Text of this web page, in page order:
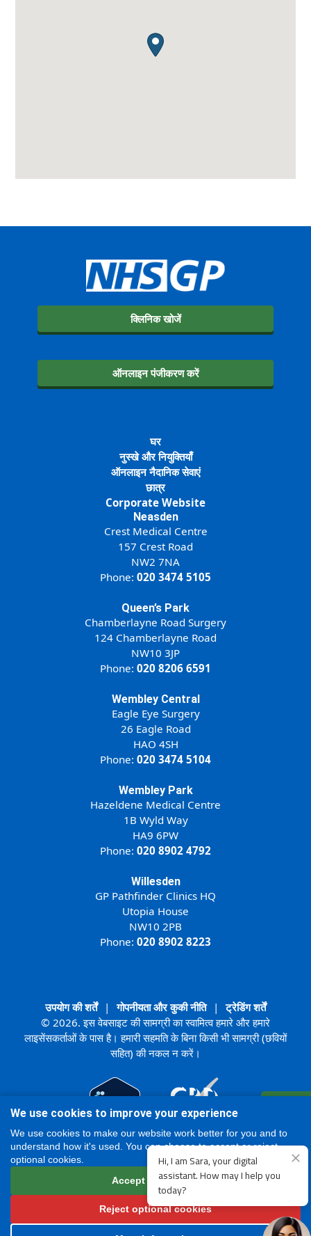
क्लिनिक खोजें
ऑनलाइन पंजीकरण करें
घर
नुस्खे और नियुक्तियाँ
ऑनलाइन नैदानिक सेवाएं
छात्र
Corporate Website
Neasden
Crest Medical Centre
157 Crest Road
NW2 7NA
Phone: 020 3474 5105
Queen’s Park
Chamberlayne Road Surgery
124 Chamberlayne Road
NW10 3JP
Phone: 020 8206 6591
Wembley Central
Eagle Eye Surgery
26 Eagle Road
HAO 4SH
Phone: 020 3474 5104
Wembley Park
Hazeldene Medical Centre
1B Wyld Way
HA9 6PW
Phone: 020 8902 4792
Willesden
GP Pathfinder Clinics HQ
Utopia House
NW10 2PB
Phone: 020 8902 8223
उपयोग की शर्तें | गोपनीयता और कुकी नीति |
ट्रेडिंग शर्तें
© 2026. इस वेबसाइट की सामग्री का स्वामित्व हमारे और हमारे
लाइसेंसकर्ताओं के पास है। हमारी सहमति के बिना किसी भी सामग्री (छवियों
सहित) की नकल न करें।
We use cookies to improve your experience
We use cookies to make our website work better for you and to
understand how it's used. You can choose to accept or reject
optional cookies.
Accept all cookies
Reject optional cookies